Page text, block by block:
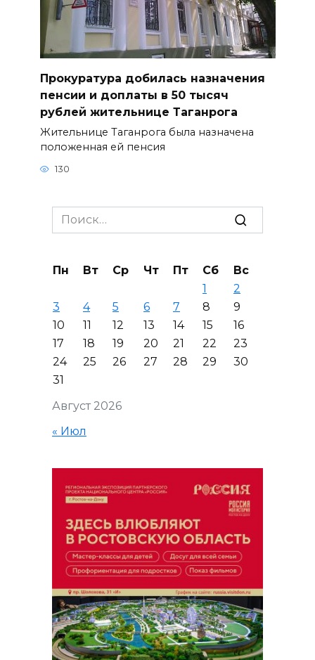
Прокуратура добилась назначения
пенсии и доплаты в 50 тысяч
рублей жительнице Таганрога
Жительнице Таганрога была назначена
положенная ей пенсия
130
Search
for:
Август 2026
Пн Вт Ср Чт Пт Сб
Вс
1
2
3
4 5 6 7 8
9
10
11 12 13 14 15
16
17
18 19 20 21 22
23
24
25 26 27 28 29
30
31
« Июл